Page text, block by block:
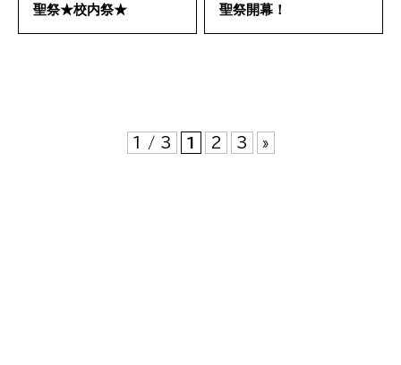
聖祭★校内祭★ 聖祭開幕！
1 / 3 1 2 3 »